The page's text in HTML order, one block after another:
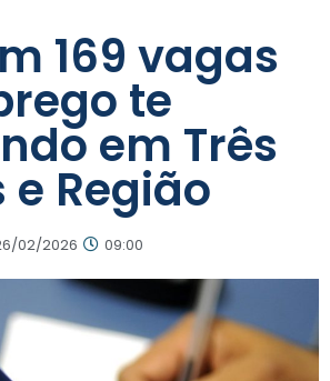
169 vagas
te
em Três
e Região
02/2026 09:00